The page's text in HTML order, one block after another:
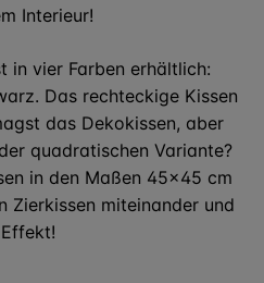
Interieur!
in vier Farben erhältlich:
Das rechteckige Kissen
das Dekokissen, aber
quadratischen Variante?
in den Maßen 45x45 cm
Zierkissen miteinander und